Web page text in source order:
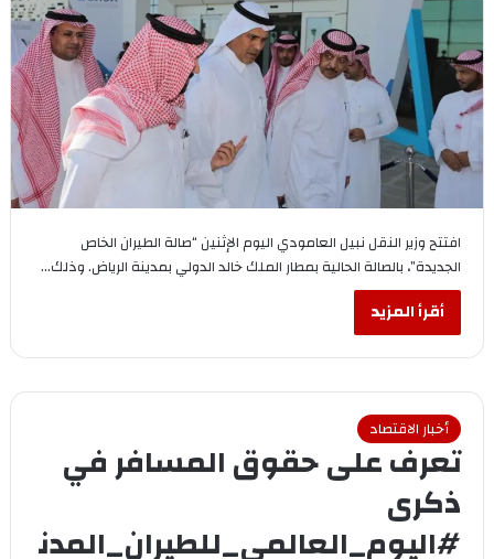
افتتح وزير النقل نبيل العامودي اليوم الإثنين “صالة الطيران الخاص
الجديدة”، بالصالة الحالية بمطار الملك خالد الدولي بمدينة الرياض. وذلك…
أقرأ المزيد
أخبار الاقتصاد
تعرف على حقوق المسافر في
ذكرى
#اليوم_العالمي_للطيران_المدن